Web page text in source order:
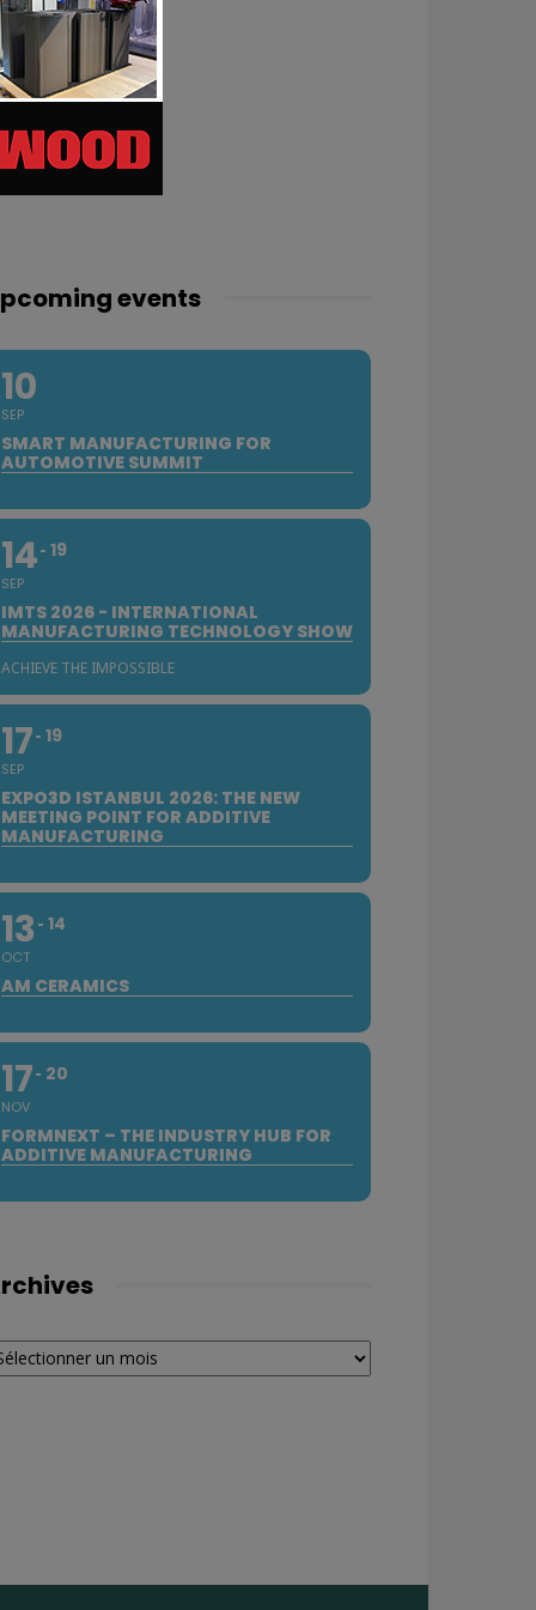
events
10
SEP
SMART MANUFACTURING FOR
AUTOMOTIVE SUMMIT
14
SEP
19
IMTS 2026 - INTERNATIONAL
MANUFACTURING TECHNOLOGY SHOW
ACHIEVE THE IMPOSSIBLE
17
SEP
19
EXPO3D ISTANBUL 2026: THE NEW
MEETING POINT FOR ADDITIVE
MANUFACTURING
13
OCT
14
AM CERAMICS
17
NOV
20
FORMNEXT – THE INDUSTRY HUB FOR
ADDITIVE MANUFACTURING